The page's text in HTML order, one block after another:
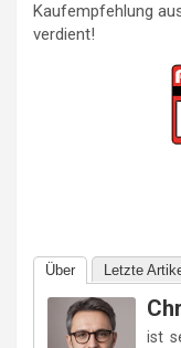
Kaufempfehlung
verdient!
Über Letzte
ist